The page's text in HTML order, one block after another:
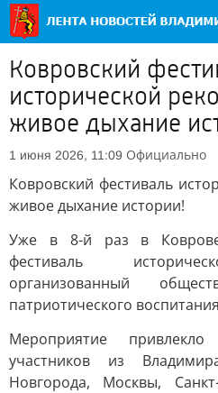
Ковровский
исторической
живое дыхание
1 июня 2026, 11:09 Официально
Ковровский фестиваль
живое дыхание истории!
Уже в 8-й раз в
фестиваль
организованный
патриотического
Мероприятие
участников из
Новгорода, Москвы,